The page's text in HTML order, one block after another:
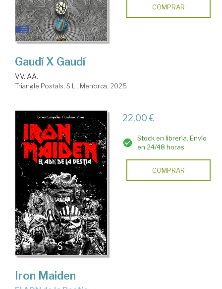
COMPRAR
Gaudí X Gaudí
VV. AA.
Triangle Postals, S.L.. Menorca, 2025
22,00 €
Stock en librería. Envío
en 24/48 horas
COMPRAR
Iron Maiden